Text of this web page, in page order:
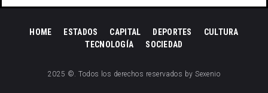
HOME ESTADOS CAPITAL DEPORTES
CULTURA
TECNOLOGÍA
SOCIEDAD
2025 ©. Todos los derechos reservados by Sexenio